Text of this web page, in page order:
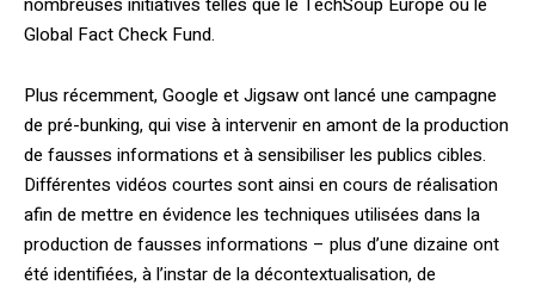
Global Fact Check Fund.
Plus récemment, Google et Jigsaw ont lancé une campagne
de pré-bunking, qui vise à intervenir en amont de la production
de fausses informations et à sensibiliser les publics cibles.
Différentes vidéos courtes sont ainsi en cours de réalisation
afin de mettre en évidence les techniques utilisées dans la
production de fausses informations – plus d’une dizaine ont
été identifiées, à l’instar de la décontextualisation, de